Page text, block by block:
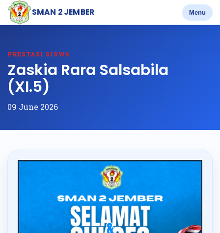
SMAN 2 JEMBER Menu
PRESTASI SISWA
Zaskia Rara Salsabila
(XI.5)
09 June 2026